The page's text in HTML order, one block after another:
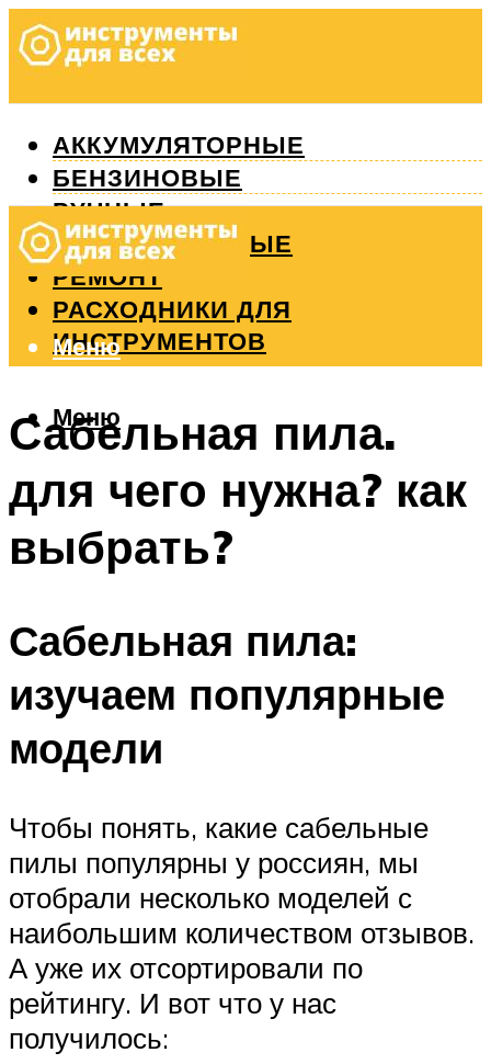
АККУМУЛЯТОРНЫЕ
БЕНЗИНОВЫЕ
РУЧНЫЕ
ИЗМЕРИТЕЛЬНЫЕ
РЕМОНТ
РАСХОДНИКИ ДЛЯ
ИНСТРУМЕНТОВ
Меню
Меню
Сабельная пила.
для чего нужна? как
выбрать?
Сабельная пила:
изучаем популярные
модели
Чтобы понять, какие сабельные
пилы популярны у россиян, мы
отобрали несколько моделей с
наибольшим количеством отзывов.
А уже их отсортировали по
рейтингу. И вот что у нас
получилось: